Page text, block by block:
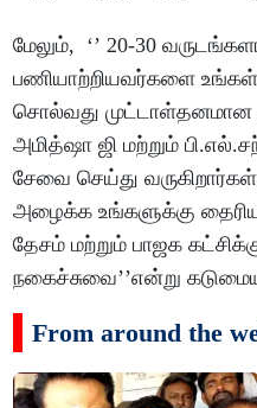
மேலும், ‘’ 20-30
பணியாற்றியவர்களை உங்கள்
சொல்வது முட்டாள்தனமான
அமித்ஷா ஜி மற்றும்
சேவை செய்து
அழைக்க உங்களுக்கு
தேசம் மற்றும் பாஜக
நகைச்சுவை’’என்று
From around the